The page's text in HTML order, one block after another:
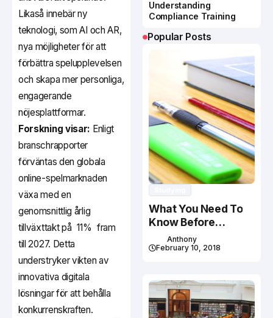
Likaså innebär ny
teknologi, som AI och AR,
nya möjligheter för att
förbättra spelupplevelsen
och skapa mer personliga,
engagerande
nöjesplattformar.
Forskning visar: Enligt
branschrapporter
förväntas den globala
online-spelmarknaden
växa med en
genomsnittlig årlig
tillväxttakt på 11% fram
till 2027. Detta
understryker vikten av
innovativa digitala
lösningar för att behålla
konkurrenskraften.
Understanding
Compliance Training
Popular Posts
What You Need To
Know Before
Studying In Canada
Anthony
February 10, 2018